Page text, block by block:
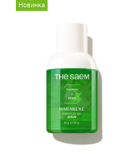
Новинка